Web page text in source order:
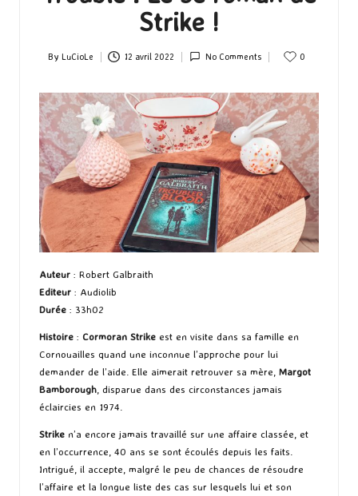
Strike !
Posted
By LuCioLe 12 avril 2022 No Comments 0
Auteur : Robert Galbraith
Editeur : Audiolib
Durée : 33h02
Histoire : Cormoran Strike est en visite dans sa famille en
Cornouailles quand une inconnue l’approche pour lui
demander de l’aide. Elle aimerait retrouver sa mère, Margot
Bamborough , disparue dans des circonstances jamais
éclaircies en 1974.
Strike n’a encore jamais travaillé sur une affaire classée, et
en l’occurrence, 40 ans se sont écoulés depuis les faits.
Intrigué, il accepte, malgré le peu de chances de résoudre
l’affaire et la longue liste des cas sur lesquels lui et son